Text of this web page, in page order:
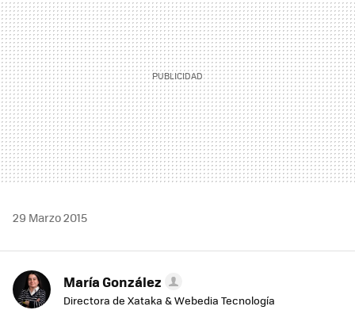
29 Marzo 2015
María González
Directora de Xataka & Webedia Tecnología